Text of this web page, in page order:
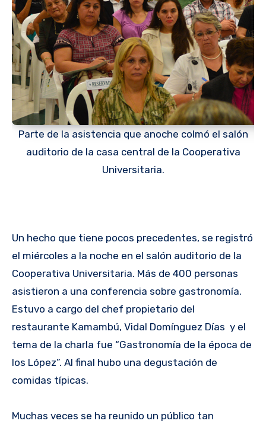
Parte de la asistencia que anoche colmó el salón
auditorio de la casa central de la Cooperativa
Universitaria.
Un hecho que tiene pocos precedentes, se registró
el miércoles a la noche en el salón auditorio de la
Cooperativa Universitaria. Más de 400 personas
asistieron a una conferencia sobre gastronomía.
Estuvo a cargo del chef propietario del
restaurante Kamambú, Vidal Domínguez Días y el
tema de la charla fue “Gastronomía de la época de
los López”. Al final hubo una degustación de
comidas típicas.
Muchas veces se ha reunido un público tan